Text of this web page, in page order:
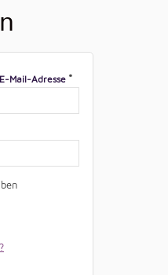
Mail-Adresse *